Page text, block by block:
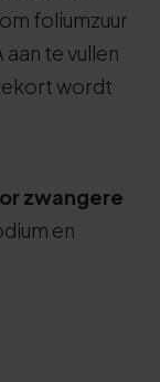
foliumzuur
te vullen
wordt
zwangere
en